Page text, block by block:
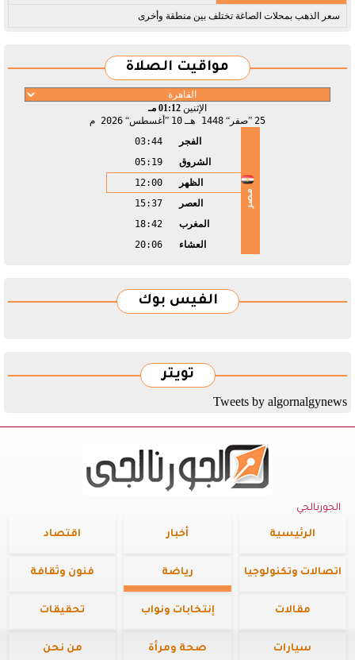
سعر الذهب بمحلات الصاغة تختلف بين منطقة وأخرى
مواقيت الصلاة
الإثنين 01:12 مـ
25
صفر 1448 هـ 10 أغسطس 2026 م
مصر
الفجر
03:44
الشروق
05:19
الظهر
12:00
العصر
15:37
المغرب
18:42
العشاء
20:06
الفيس بوك
تويتر
Tweets by algornalgynews
الجورنالجي
الرئيسية أخبار اقتصاد
اتصالات وتكنولوجيا رياضة فنون وثقافة
مقالات إنتخابات ونواب تحقيقات
سيارات صحة ومرأة من نحن